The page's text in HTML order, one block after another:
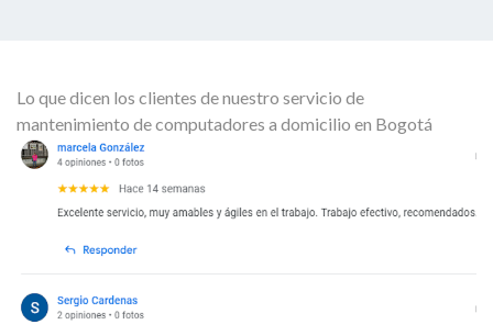
Lo que dicen los clientes de nuestro servicio de
mantenimiento de computadores a domicilio en Bogotá